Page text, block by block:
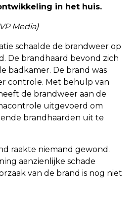
in het huis.
Media)
schaalde de brandweer op
De brandhaard bevond zich
badkamer. De brand was
controle. Met behulp van
de brandweer aan de
uitgevoerd om
brandhaarden uit te
raakte niemand gewond.
aanzienlijke schade
van de brand is nog niet